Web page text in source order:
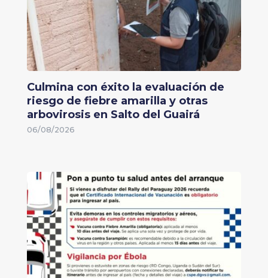
Culmina con éxito la evaluación de
riesgo de fiebre amarilla y otras
arbovirosis en Salto del Guairá
06/08/2026